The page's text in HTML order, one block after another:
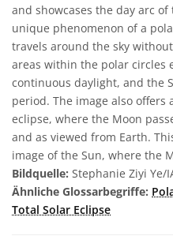
and showcases the day arc
unique phenomenon of a
travels around the sky
areas within the polar circles
continuous daylight, and the
period. The image also offers
eclipse, where the Moon
and as viewed from Earth.
image of the Sun, where the
Bildquelle: Stephanie Ziyi Ye/
Ähnliche Glossarbegriffe:
Total Solar Eclipse